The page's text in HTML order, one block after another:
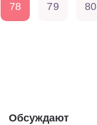
78 79 80
Обсуждают